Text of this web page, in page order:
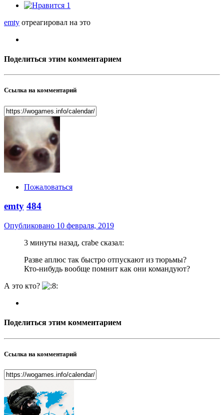
1
emty отреагировал на это
Поделиться этим комментарием
Ссылка на комментарий
Пожаловаться
emty 484
Опубликовано 10 февраля, 2019
3 минуты назад, crabe сказал:
Разве аплюс так быстро отпускают из тюрьмы?
Кто-нибудь вообще помнит как они командуют?
А это кто?
Поделиться этим комментарием
Ссылка на комментарий